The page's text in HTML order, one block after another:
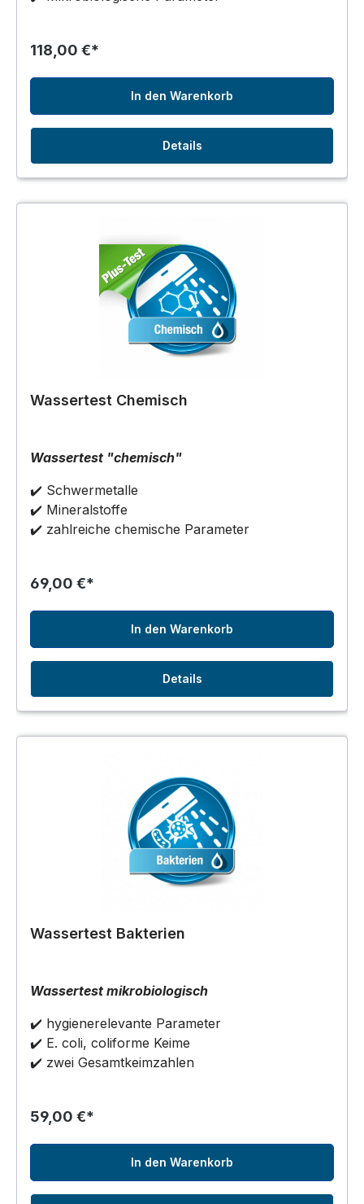
118,00 €*
In den Warenkorb
Details
Wassertest Chemisch
Wassertest "chemisch"
✔️ Schwermetalle
✔️ Mineralstoffe
✔️ zahlreiche chemische Parameter
69,00 €*
In den Warenkorb
Details
Wassertest Bakterien
Wassertest mikrobiologisch
✔️ hygienerelevante Parameter
✔️ E. coli, coliforme Keime
✔️ zwei Gesamtkeimzahlen
59,00 €*
In den Warenkorb